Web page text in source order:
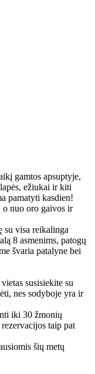
gamtos apsuptyje,
ežiukai ir kiti
pamatyti kasdien!
o nuo oro gaivos ir
su visa reikalinga
8 asmenims, patogų
švaria patalyne bei
susisiekite su
nes sodyboje yra ir
iki 30 žmonių
taip pat
šių metų